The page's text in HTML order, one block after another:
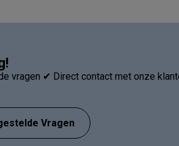
vragen ✔ Direct contact met onze
Vragen